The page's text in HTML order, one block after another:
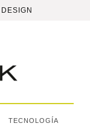
TECNOLOGÍA